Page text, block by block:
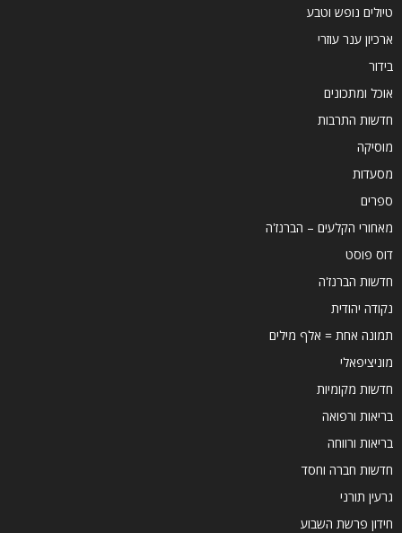
טיולים נופש וטבע
ארכיון ענר עוזרי
בידור
אוכל ומתכונים
חדשות התרבות
מוסיקה
מסעדות
ספרים
מאחורי הקלעים – הברנז'ה
דוס פוסט
חדשות הברנז'ה
נקודה יהודית
תמונה אחת = אלף מילים
מוניציפאלי
חדשות מקומיות
בריאות ורפואה
בריאות ורווחה
חדשות חברה וחסד
גרעין תורני
חידון פרשת השבוע